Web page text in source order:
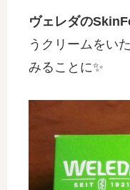
ヴェレダの
うクリームをい
みることに✨